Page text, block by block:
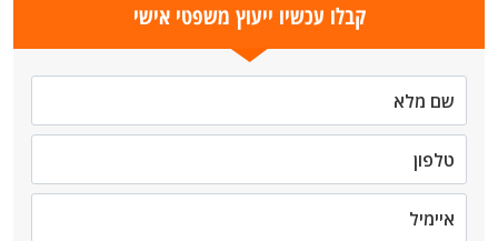
קבלו עכשיו ייעוץ משפטי אישי